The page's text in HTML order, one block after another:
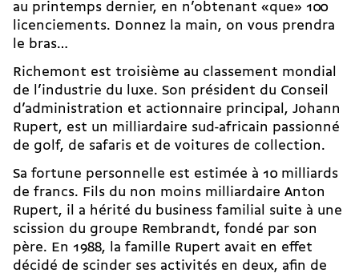
au printemps dernier, en n’obtenant «que» 100
licenciements. Donnez la main, on vous prendra
le bras…
Richemont est troisième au classement mondial
de l’industrie du luxe. Son président du Conseil
d’administration et actionnaire principal, Johann
Rupert, est un milliardaire sud-africain passionné
de golf, de safaris et de voitures de collection.
Sa fortune personnelle est estimée à 10 milliards
de francs. Fils du non moins milliardaire Anton
Rupert, il a hérité du business familial suite à une
scission du groupe Rembrandt, fondé par son
père. En 1988, la famille Rupert avait en effet
décidé de scinder ses activités en deux, afin de